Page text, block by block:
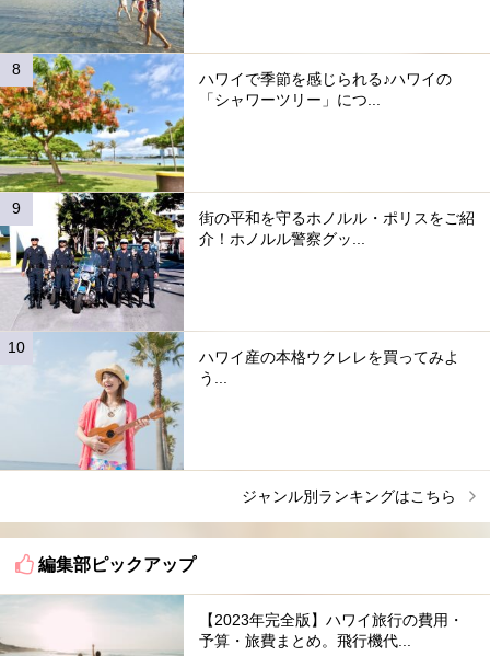
ハワイで季節を感じられる♪ハワイの
「シャワーツリー」につ...
街の平和を守るホノルル・ポリスをご紹
介！ホノルル警察グッ...
ハワイ産の本格ウクレレを買ってみよ
う...
ジャンル別ランキングはこちら
編集部ピックアップ
【2023年完全版】ハワイ旅行の費用・
予算・旅費まとめ。飛行機代...